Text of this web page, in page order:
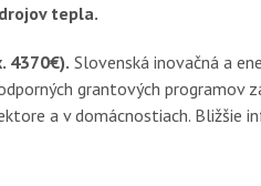
tepla.
4370€). Slovenská inovačná a
grantových programov
a v domácnostiach. Bližšie